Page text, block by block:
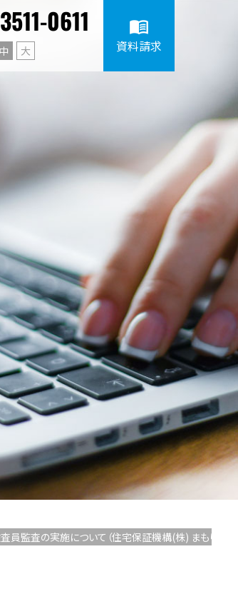
0611
中 大
menu_book
資料請求
員監査の実施について（住宅保証機構(株) まもりすま